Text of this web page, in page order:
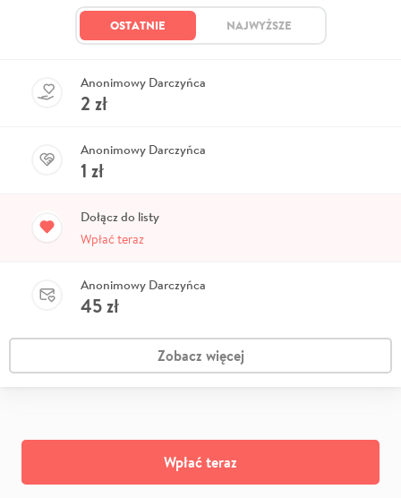
OSTATNIE NAJWYŻSZE
Anonimowy Darczyńca
2 zł
Anonimowy Darczyńca
1 zł
Dołącz do listy
Wpłać teraz
Anonimowy Darczyńca
45zł
Zobacz więcej
Wpłać teraz